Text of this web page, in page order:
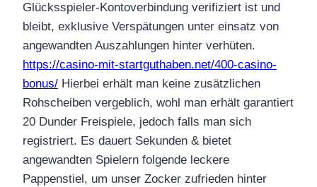
Glücksspieler-Kontoverbindung verifiziert ist und
bleibt, exklusive Verspätungen unter einsatz von
angewandten Auszahlungen hinter verhüten.
https://casino-mit-startguthaben.net/400-casino-
bonus/ Hierbei erhält man keine zusätzlichen
Rohscheiben vergeblich, wohl man erhält garantiert
20 Dunder Freispiele, jedoch falls man sich
registriert. Es dauert Sekunden & bietet
angewandten Spielern folgende leckere
Pappenstiel, um unser Zocker zufrieden hinter